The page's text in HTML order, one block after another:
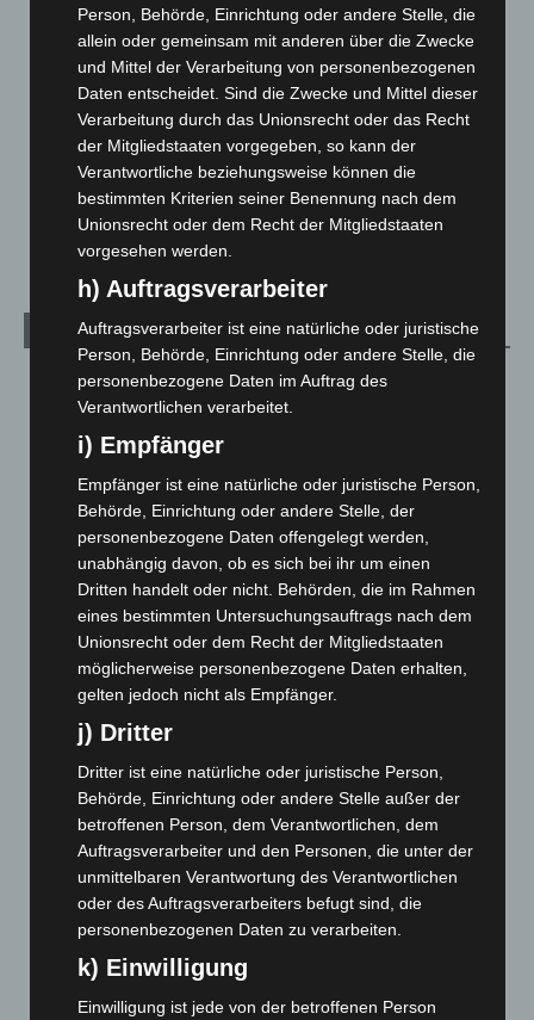
Hannover und Region
5.037
Langenhagen und Ortsteile
3.250
Leserbriefe
Menschen
Über uns
Veranstaltungen
Archiv
August 2026(12)
Juli 2026(73)
Juni 2026(139)
Mai 2026(99)
(99)
März 2026(115)
Februar 2026(109)
Januar 2026
(122)
Dezember 2025(103)
November 2025(114)
Oktober 2025(112)
September 2025(93)
August 2025(90)
Juli 2025(90)
Juni 2025(103)
(112)
April 2025(88)
Person, Behörde, Einrichtung oder andere Stelle, die
allein oder gemeinsam mit anderen über die Zwecke
und Mittel der Verarbeitung von personenbezogenen
Daten entscheidet. Sind die Zwecke und Mittel dieser
Verarbeitung durch das Unionsrecht oder das Recht
der Mitgliedstaaten vorgegeben, so kann der
Verantwortliche beziehungsweise können die
bestimmten Kriterien seiner Benennung nach dem
Unionsrecht oder dem Recht der Mitgliedstaaten
vorgesehen werden.
h) Auftragsverarbeiter
Auftragsverarbeiter ist eine natürliche oder juristische
Person, Behörde, Einrichtung oder andere Stelle, die
personenbezogene Daten im Auftrag des
Verantwortlichen verarbeitet.
i) Empfänger
Empfänger ist eine natürliche oder juristische Person,
Behörde, Einrichtung oder andere Stelle, der
personenbezogene Daten offengelegt werden,
unabhängig davon, ob es sich bei ihr um einen
Dritten handelt oder nicht. Behörden, die im Rahmen
eines bestimmten Untersuchungsauftrags nach dem
Unionsrecht oder dem Recht der Mitgliedstaaten
möglicherweise personenbezogene Daten erhalten,
gelten jedoch nicht als Empfänger.
j) Dritter
Dritter ist eine natürliche oder juristische Person,
Behörde, Einrichtung oder andere Stelle außer der
betroffenen Person, dem Verantwortlichen, dem
Auftragsverarbeiter und den Personen, die unter der
unmittelbaren Verantwortung des Verantwortlichen
oder des Auftragsverarbeiters befugt sind, die
personenbezogenen Daten zu verarbeiten.
k) Einwilligung
Einwilligung ist jede von der betroffenen Person